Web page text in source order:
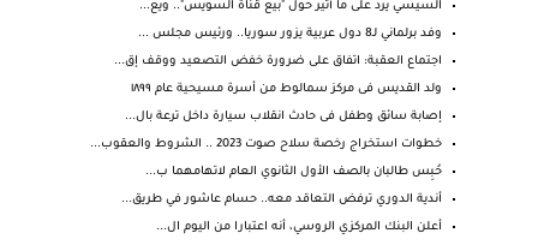
السيسي يرد على ما أثير حول "بيع قناة السويس".. ويع...
وفد برلماني لـ8 دول عربية يزور سوريا.. ورئيس مجلس ...
اجتماع العقبة: اتفاق على ضرورة خفض التصعيد ووقف إق...
ولد القديس فى مركز سمالوط من أسرة مسيحية عام ١٨٩٩
إصابة سائق وطفل فى حادث انقلاب سيارة داخل ترعة بال...
خطوات استخراج رخصة سلاح صوت 2023 .. الشروط والعقوب...
حُبِس طالبان بالصف الأول الثانوي العام لاتهامهما ب...
أندية الدوري ترفض التعاقد معه.. حسام عاشور في طريق...
أعلن البنك المركزي الروسي، أنه اعتبارا من اليوم ال...